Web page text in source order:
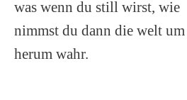
was wenn du still wirst, wie
nimmst du dann die welt
herum wahr.